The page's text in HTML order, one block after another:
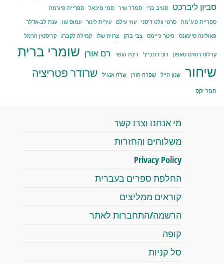
סביון ליברכט
סטיב ברי סמדר שיר סמי מיכאל
ספריית פיג'מה
ספריית פיג׳מה
סרטי וולט דיסני עוזי עילם עירית לינור עמוס עוז
ענת לב-אדלר
פאולינה סיימונס
פיטר ג'יימס צבי ברק צרויה שלו קמילה לקברג קריסטין הרמל
קרלוס רואיס סאפון רוני דונביץ' רינת הופר רם אורן שומרי ברית
שיחור
שנון הייל שפרה הורן שרה אנג'ל שרודר פטריציה
תמר זקס
מי אנחנו וצרו קשר
משלוחים והחזרות
Privacy Policy
החלפת ספרים בעברית
קוראים ממליצים
הרשמה/התחברות לאתר
קופה
סל קניות